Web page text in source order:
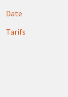
Date
Tarifs